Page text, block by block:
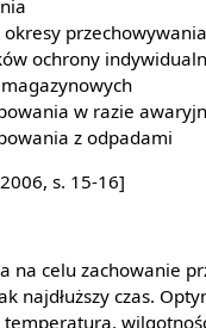
okresy przechowywania
ochrony
w razie
z odpadami
s. 15-16]
na celu zachowanie
najdłuższy czas.
temperatura,